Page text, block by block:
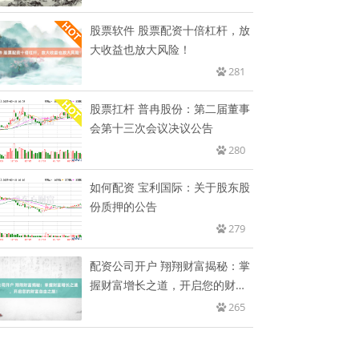
股票软件 股票配资十倍杠杆，放
大收益也放大风险！
281
股票扛杆 普冉股份：第二届董事
会第十三次会议决议公告
280
如何配资 宝利国际：关于股东股
份质押的公告
279
配资公司开户 翔翔财富揭秘：掌
握财富增长之道，开启您的财富
265